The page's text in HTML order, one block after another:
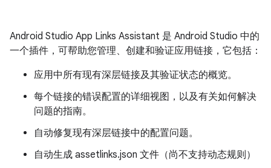
Android Studio App Links Assistant 是 Android Studio 中的
一个插件，可帮助您管理、创建和验证应用链接，它包括：
应用中所有现有深层链接及其验证状态的概览。
每个链接的错误配置的详细视图，以及有关如何解决
问题的指南。
自动修复现有深层链接中的配置问题。
自动生成 assetlinks.json 文件（尚不支持动态规则）